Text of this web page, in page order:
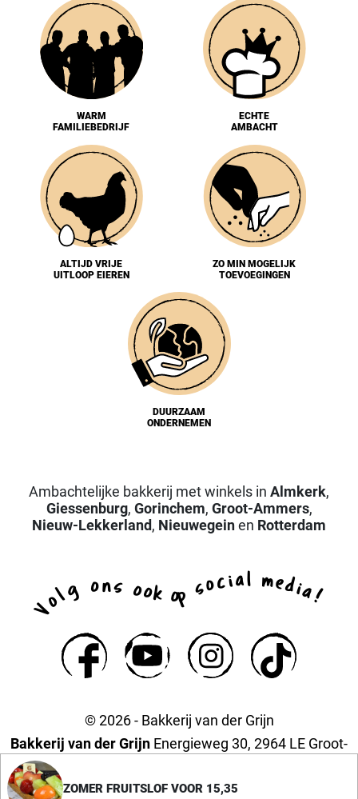
ZOMER FRUITSLOF VOOR 15,35
WARM
FAMILIEBEDRIJF
ECHTE
AMBACHT
ALTIJD VRIJE
UITLOOP EIEREN
ZO MIN MOGELIJK
TOEVOEGINGEN
DUURZAAM
ONDERNEMEN
Ambachtelijke bakkerij met winkels in Almkerk,
Giessenburg, Gorinchem, Groot-Ammers,
Nieuw-Lekkerland, Nieuwegeinen Rotterdam
V
o
lg ons ook o
p social media!
© 2026 - Bakkerij van der Grijn
Bakkerij van der Grijn Energieweg 30, 2964 LE Groot-
Privacyverklaring